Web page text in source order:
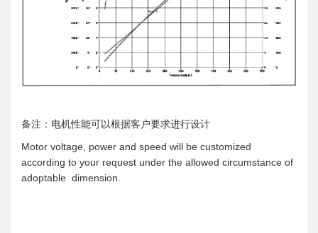
备注：电机性能可以根据客户要求进行设计
Motor voltage, power and speed will be customized
according to your request under the allowed circumstance of
adoptable dimension.